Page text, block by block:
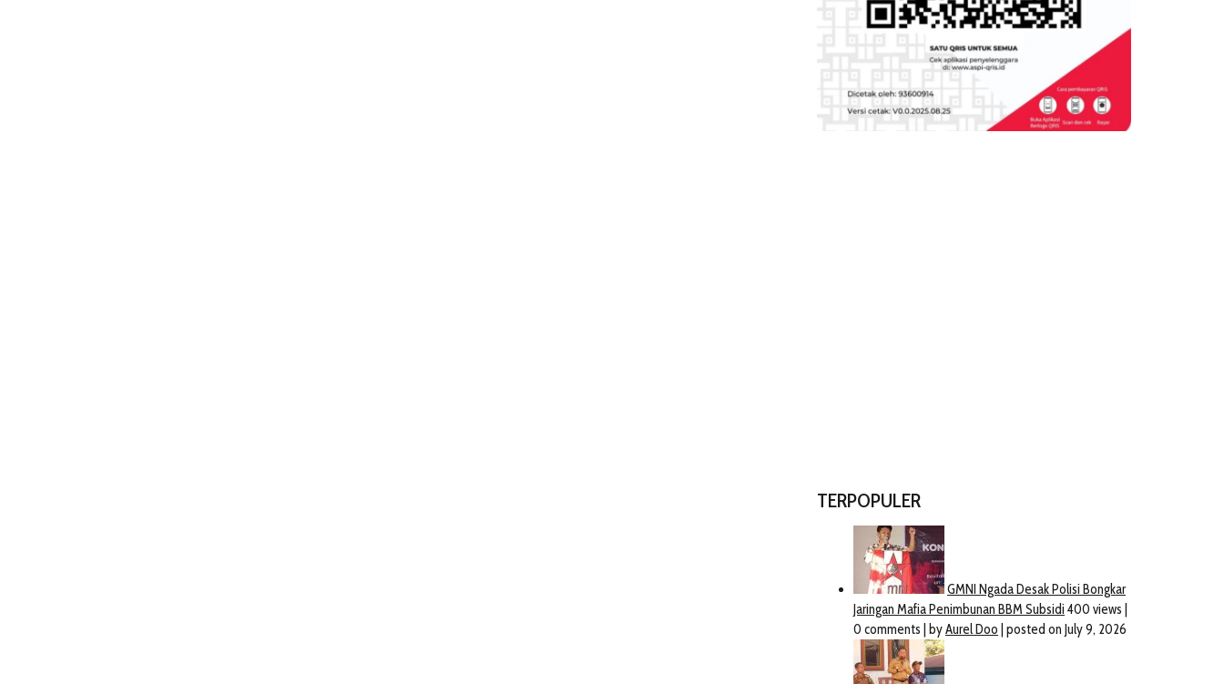
TERPOPULER